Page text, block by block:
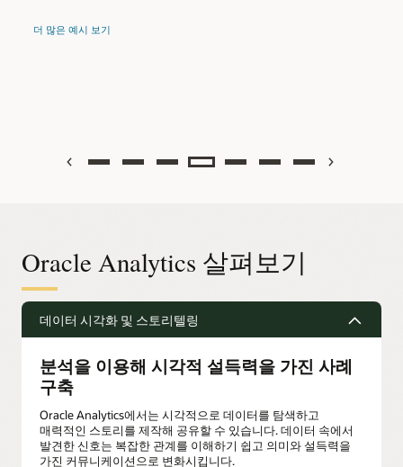
더 많은 예시 보기
Analytics
Oracle Analytics 살펴보기
데이터 시각화 및 스토리텔링
분석을 이용해 시각적 설득력을 가진 사례
구축
Oracle Analytics에서는 시각적으로 데이터를 탐색하고
매력적인 스토리를 제작해 공유할 수 있습니다. 데이터 속에서
발견한 신호는 복잡한 관계를 이해하기 쉽고 의미와 설득력을
가진 커뮤니케이션으로 변화시킵니다.